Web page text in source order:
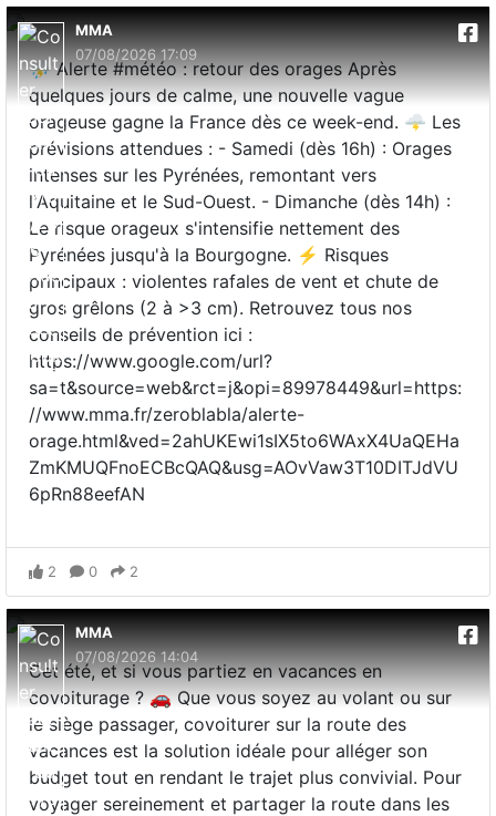
MMA
07/08/2026 17:09
⛈️ Alerte #météo : retour des orages Après
quelques jours de calme, une nouvelle vague
orageuse gagne la France dès ce week-end. 🌩️ Les
prévisions attendues : - Samedi (dès 16h) : Orages
intenses sur les Pyrénées, remontant vers
l'Aquitaine et le Sud-Ouest. - Dimanche (dès 14h) :
Le risque orageux s'intensifie nettement des
Pyrénées jusqu'à la Bourgogne. ⚡ Risques
principaux : violentes rafales de vent et chute de
gros grêlons (2 à >3 cm). Retrouvez tous nos
conseils de prévention ici :
https://www.google.com/url?
sa=t&source=web&rct=j&opi=89978449&url=https:
//www.mma.fr/zeroblabla/alerte-
orage.html&ved=2ahUKEwi1sIX5to6WAxX4UaQEHa
ZmKMUQFnoECBcQAQ&usg=AOvVaw3T10DITJdVU
6pRn88eefAN
2 0 2
MMA
07/08/2026 14:04
Cet été, et si vous partiez en vacances en
covoiturage ? 🚗 Que vous soyez au volant ou sur
le siège passager, covoiturer sur la route des
vacances est la solution idéale pour alléger son
budget tout en rendant le trajet plus convivial. Pour
voyager sereinement et partager la route dans les